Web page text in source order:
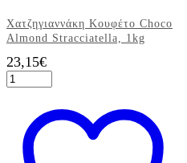
Χατζηγιαννάκη Κουφέτο Choco
Almond Stracciatella, 1kg
23,15€
Χατζηγιαννάκη
Κουφέτο
Almond
Stracciatella,
1kg